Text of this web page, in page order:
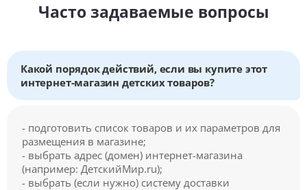
Часто задаваемые вопросы
Какой порядок действий, если вы купите этот
интернет-магазин детских товаров?
- подготовить список товаров и их параметров для
размещения в магазине;
- выбрать адрес (домен) интернет-магазина
(например: ДетскийМир.ru);
- выбрать (если нужно) систему доставки